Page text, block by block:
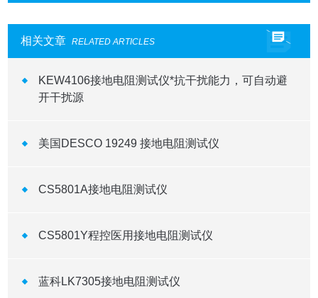
相关文章 RELATED ARTICLES
KEW4106接地电阻测试仪*抗干扰能力，可自动避
开干扰源
美国DESCO 19249 接地电阻测试仪
CS5801A接地电阻测试仪
CS5801Y程控医用接地电阻测试仪
蓝科LK7305接地电阻测试仪